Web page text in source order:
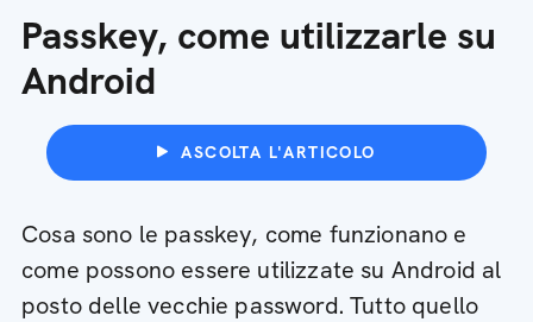
Passkey, come utilizzarle su
Android
ASCOLTA L'ARTICOLO
Cosa sono le passkey, come funzionano e
come possono essere utilizzate su Android al
posto delle vecchie password. Tutto quello